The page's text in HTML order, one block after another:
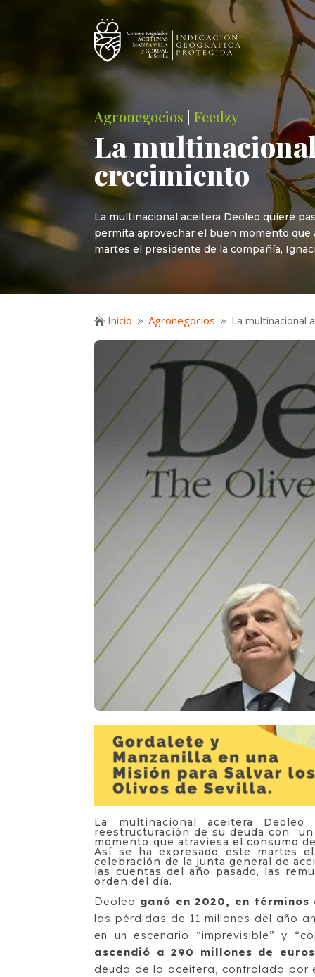
Agronegocios |Feedzy
La
crecimiento
La multinacional aceitera Deoleo quiere
permita aprovechar el buen momento que
martes el presidente de la compañía,
 Inicio 9 Agronegocios 9 La multinacional
La multinacional aceitera
reestructuración de su deuda con
momento que atraviesa el consumo
Así se ha expresado este martes
celebración de la junta general de
las cuentas del año pasado, las
orden del día.
Deoleo ganó en 2020, en
las pérdidas de 11 millones del año
en un escenario “imprevisible” y
ascendió a 290 millones de euros
deuda de la aceitera, controlada por